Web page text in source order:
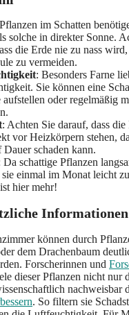
im Schatten
solche in direkter Sonne.
die Erde nie zu nass
zu vermeiden.
: Besonders Farne
Sie können eine
aufstellen oder regelmäßig
: Achten Sie darauf, dass die
vor Heizkörpern stehen,
Dauer schaden kann.
Da schattige Pflanzen
sie einmal im Monat leicht
hier mehr!
Informationen
können durch
dem Drachenbaum
Forscherinnen und
dieser Pflanzen nicht nur
nachweisbar
. So filtern sie